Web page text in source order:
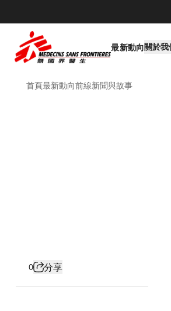
最新動向關於我
首頁最新動向前線新聞與故事
0 分享